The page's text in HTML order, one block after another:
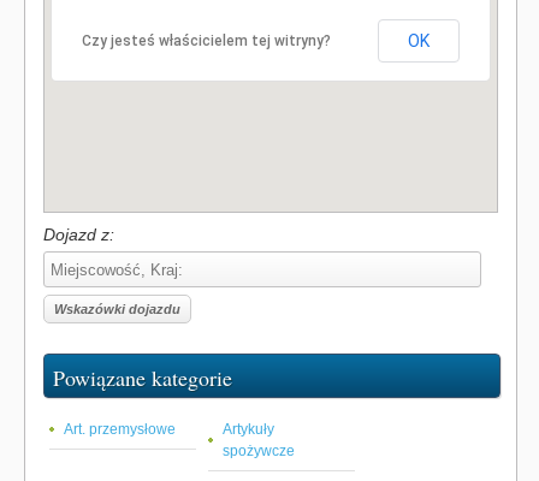
Czy jesteś właścicielem tej witryny? OK
Dojazd z:
Powiązane kategorie
Art. przemysłowe
Artykuły
spożywcze